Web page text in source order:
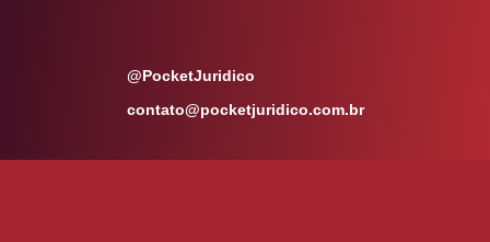
@PocketJuridico
contato@pocketjuridico.com.br